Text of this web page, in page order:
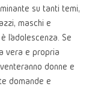
su tanti temi,
maschi e
l’adolescenza. Se
vera e propria
donne e
domande e